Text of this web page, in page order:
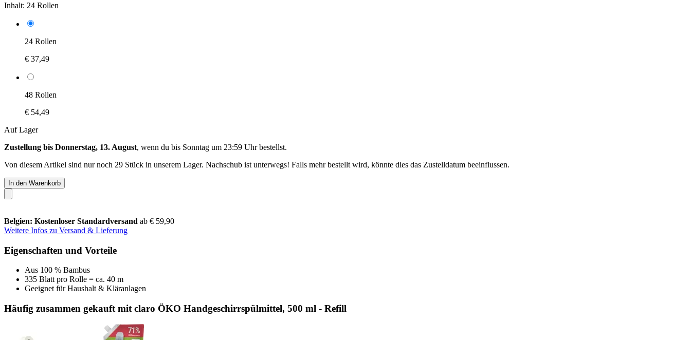
Inhalt: 24 Rollen
24 Rollen
€ 37,49
48 Rollen
€ 54,49
Auf Lager
Zustellung bis Donnerstag, 13. August, wenn du bis Sonntag um 23:59 Uhrbestellst.
Von diesem Artikel sind nur noch 29 Stück in unserem Lager. Nachschub ist unterwegs! Falls mehr bestellt wird, könnte dies das Zustelldatum beeinflussen.
In den Warenkorb
Belgien: Kostenloser Standardversand ab € 59,90
Weitere Infos zu Versand & Lieferung
Eigenschaften und Vorteile
Aus 100 % Bambus
335 Blatt pro Rolle = ca. 40 m
Geeignet für Haushalt & Kläranlagen
Häufig zusammen gekauft mit claro ÖKO Handgeschirrspülmittel, 500 ml - Refill